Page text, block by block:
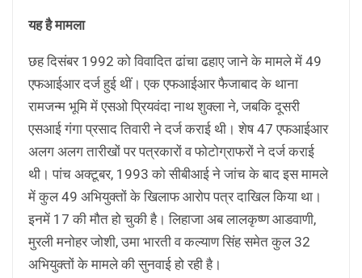
यह है मामला
छह दिसंबर 1992 को विवादित ढांचा ढहाए जाने के मामले में 49
एफआईआर दर्ज हुई थीं। एक एफआईआर फैजाबाद के थाना
रामजन्म भूमि में एसओ प्रियवंदा नाथ शुक्ला ने, जबकि दूसरी
एसआई गंगा प्रसाद तिवारी ने दर्ज कराई थी। शेष 47 एफआईआर
अलग अलग तारीखों पर पत्रकारों व फोटोग्राफरों ने दर्ज कराई
थी। पांच अक्टूबर, 1993 को सीबीआई ने जांच के बाद इस मामले
में कुल 49 अभियुक्तों के खिलाफ आरोप पत्र दाखिल किया था।
इनमें 17 की मौत हो चुकी है। लिहाजा अब लालकृष्ण आडवाणी,
मुरली मनोहर जोशी, उमा भारती व कल्याण सिंह समेत कुल 32
अभियुक्तों के मामले की सुनवाई हो रही है।